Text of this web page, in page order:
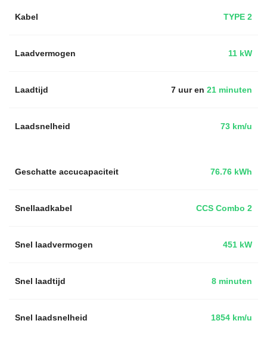
Kabel TYPE 2
Laadvermogen 11 kW
Laadtijd 7 uur en 21 minuten
Laadsnelheid 73 km/u
76.76 kWh
Geschatte accucapaciteit
Snellaadkabel CCS Combo 2
Snel laadvermogen 451 kW
Snel laadtijd 8 minuten
Snel laadsnelheid 1854 km/u